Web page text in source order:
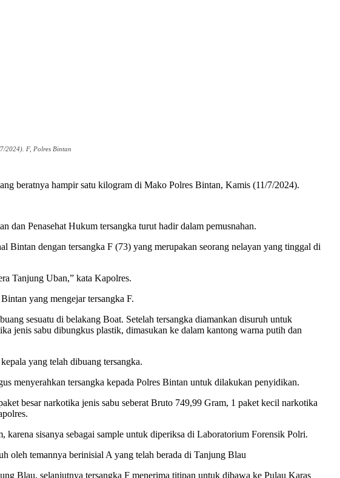
2024). F, Polres Bintan
beratnya hampir satu kilogram di Mako Polres Bintan, Kamis (11/7/2024).
Penasehat Hukum tersangka turut hadir dalam pemusnahan.
dengan tersangka F (73) yang merupakan seorang nelayan yang tinggal di
Tanjung Uban,” kata Kapolres.
yang mengejar tersangka F.
sesuatu di belakang Boat. Setelah tersangka diamankan disuruh untuk
jenis sabu dibungkus plastik, dimasukan ke dalam kantong warna putih dan
yang telah dibuang tersangka.
menyerahkan tersangka kepada Polres Bintan untuk dilakukan penyidikan.
besar narkotika jenis sabu seberat Bruto 749,99 Gram, 1 paket kecil narkotika
sisanya sebagai sample untuk diperiksa di Laboratorium Forensik Polri.
oleh temannya berinisial A yang telah berada di Tanjung Blau
Blau, selanjutnya tersangka F menerima titipan untuk dibawa ke Pulau Karas